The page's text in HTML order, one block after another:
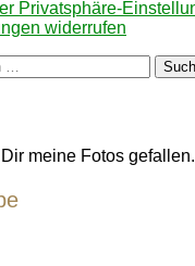
Privatsphäre-
widerrufen
meine Fotos